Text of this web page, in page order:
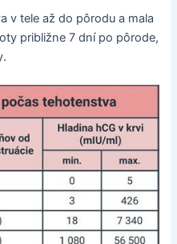
v tele až do pôrodu a mala
približne 7 dní po pôrode,